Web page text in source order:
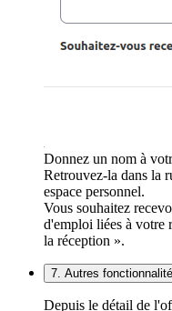
Donnez un nom à
Retrouvez-la dans la
espace personnel.
Vous souhaitez
d'emploi liées à votre
la réception ».
7. Autres
Depuis le détail de